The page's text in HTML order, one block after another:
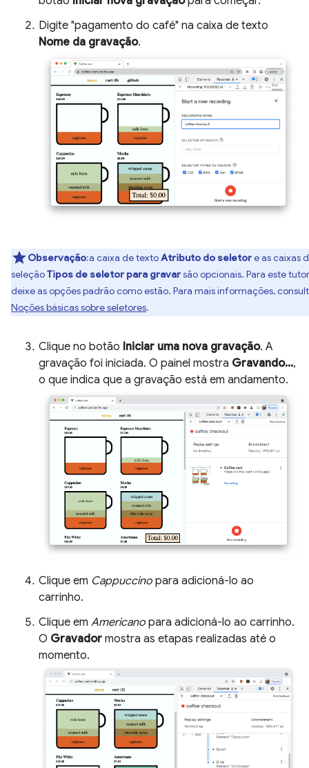
Digite "pagamento do café" na caixa de texto
Nome da gravação.
Observação:a caixa de textoAtributo do seletore as caixas
seleçãoTipos de seletor para gravarsão opcionais. Para este
deixe as opções padrão como estão. Para mais informações,
Noções básicas sobre seletores.
Clique no botão Iniciar uma nova gravação. A
gravação foi iniciada. O painel mostra Gravando...,
o que indica que a gravação está em andamento.
Clique em Cappuccino para adicioná-lo ao
carrinho.
Clique em Americano para adicioná-lo ao carrinho.
O Gravador mostra as etapas realizadas até o
momento.